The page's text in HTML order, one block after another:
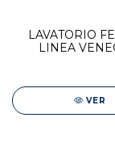
LAVATORIO
LINEA
VER